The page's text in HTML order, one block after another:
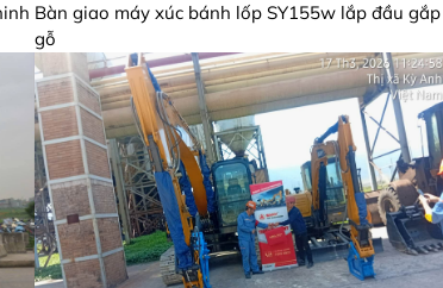
Bàn giao máy xúc bánh lốp SY155w lắp đầu gắp
gỗ